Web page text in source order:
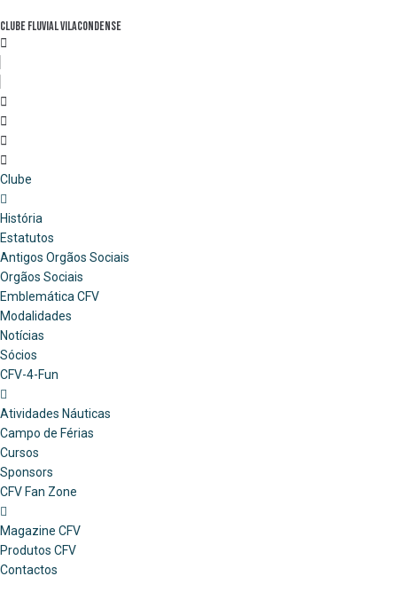
to
content
Clube Fluvial Vilacondense
Clube
História
Estatutos
Antigos Orgãos Sociais
Orgãos Sociais
Emblemática CFV
Modalidades
Notícias
Sócios
CFV-4-Fun
Atividades Náuticas
Campo de Férias
Cursos
Sponsors
CFV Fan Zone
Magazine CFV
Produtos CFV
Contactos